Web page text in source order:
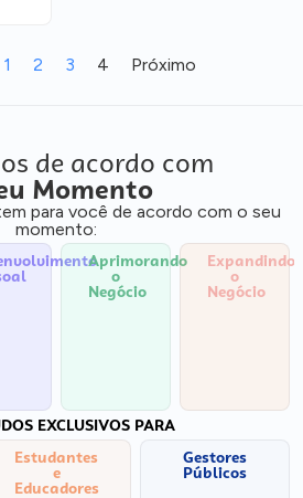
1 2 3 4 Próximo
de acordo com
Momento
para você de acordo com o seu
momento:
Aprimorando
o
Negócio
Expandindo
o
Negócio
EXCLUSIVOS PARA
Estudantes
e
Educadores
Gestores
Públicos